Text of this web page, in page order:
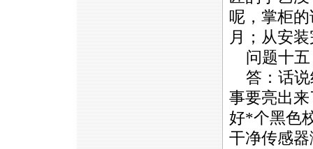
呢，掌柜
月；从安
问题十五
答：话说
事要亮出
好*个黑色
干净传感